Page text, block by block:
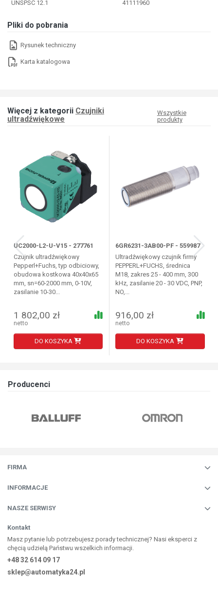
UNSPSC 12.1 41111960
Pliki do pobrania
Rysunek techniczny
Karta katalogowa
Więcej z kategorii Czujniki
ultradźwiękowe
Wszystkie
produkty
UC2000-L2-U-V15 - 277761
Czujnik ultradźwiękowy
Pepperl+Fuchs, typ odbiciowy,
obudowa kostkowa 40x40x65
mm, sn=60-2000 mm, 0-10V,
zasilanie 10-30...
1 802,00 zł
netto
DO KOSZYKA
6GR6231-3AB00-PF - 559987
Ultradźwiękowy czujnik firmy
PEPPERL+FUCHS, średnica
M18, zakres 25 - 400 mm, 300
kHz, zasilanie 20 - 30 VDC, PNP,
NO,...
916,00 zł
netto
DO KOSZYKA
Producenci
FIRMA
INFORMACJE
NASZE SERWISY
Kontakt
Masz pytanie lub potrzebujesz porady technicznej? Nasi eksperci z
chęcią udzielą Państwu wszelkich informacji.
+48 32 614 09 17
sklep@automatyka24.pl